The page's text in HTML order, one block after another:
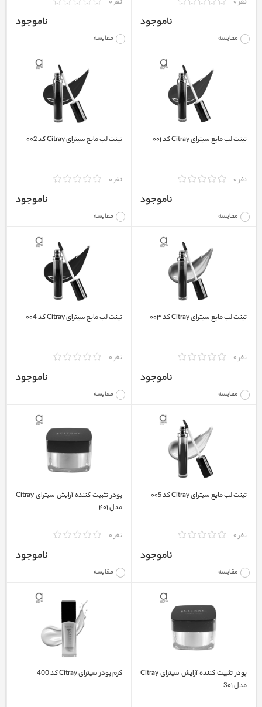
مقایسه
ناموجود
مقایسه
ناموجود
تینت لب مایع سیترای Citray کد ۰۰۱
نفر 0
مقایسه
ناموجود
تینت لب مایع سیترای Citray کد ۰۰2
نفر 0
مقایسه
ناموجود
تینت لب مایع سیترای Citray کد ۰۰۳
نفر 0
مقایسه
ناموجود
تینت لب مایع سیترای Citray کد ۰۰4
نفر 0
مقایسه
ناموجود
تینت لب مایع سیترای Citray کد ۰۰5
نفر 0
مقایسه
ناموجود
پودر تثبیت کننده آرایش سیترای Citray
مدل ۴۰۱
نفر 0
مقایسه
ناموجود
پودر تثبیت کننده آرایش سیترای Citray
مدل 3۰۱
کرم پودر سیترای Citray کد 400